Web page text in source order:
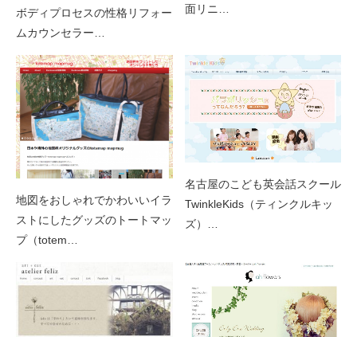
ボディプロセスの性格リフォー
ムカウンセラー…
面リニ…
地図をおしゃれでかわいいイラ
ストにしたグッズのトートマッ
プ（totem…
名古屋のこども英会話スクール
TwinkleKids（ティンクルキッ
ズ）…